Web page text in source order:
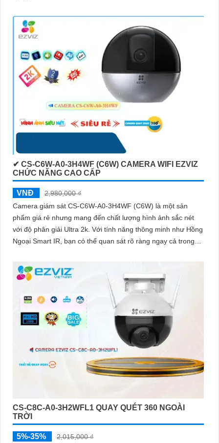
✔ CS-C6W-A0-3H4WF (C6W) CAMERA WIFI EZVIZ
CHỨC NĂNG CAO CẤP
VNĐ
2,980,000 ₫
Camera giám sát CS-C6W-A0-3H4WF (C6W) là một sản
phẩm giá rẻ nhưng mang đến chất lượng hình ảnh sắc nét
với độ phân giải Ultra 2k. Với tính năng thông minh như Hồng
Ngoại Smart IR, bạn có thể quan sát rõ ràng ngay cả trong
CS-C8C-A0-3H2WFL1 QUAY QUÉT 360 NGOÀI
TRỜI
5%-35% 2,015,000 ₫